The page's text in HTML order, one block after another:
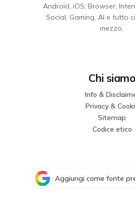
Android, iOS, Browser,
Social, Gaming, AI e tutto
mezzo.
Chi siamo
Info &
Privacy &
Sitemap
Codice etico
Aggiungi come fonte